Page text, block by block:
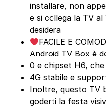
installare, non
e si collega la TV al
desidera
FACILE E
Android TV Box è
0 e chipset H6,
4G stabile e
Inoltre, questo TV
goderti la festa